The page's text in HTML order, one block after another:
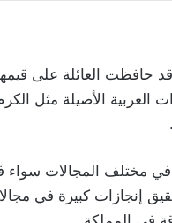
العائلة على قيمها
العربية الأصيلة مثل
في مختلف المجالات
إنجازات كبيرة في